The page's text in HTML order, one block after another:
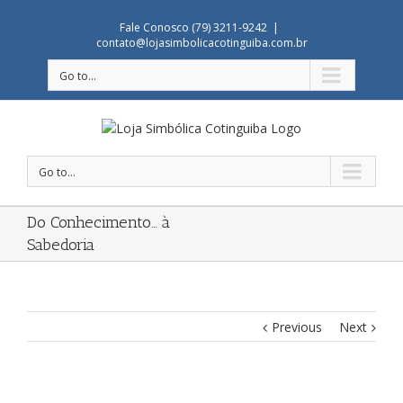
Fale Conosco (79) 3211-9242 |
contato@lojasimbolicacotinguiba.com.br
Go to...
Go to...
Do Conhecimento… à
Sabedoria
Previous Next